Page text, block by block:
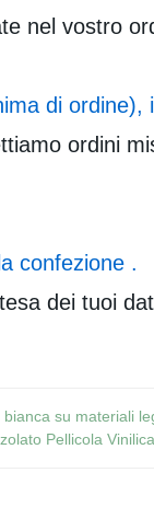
nel vostro
di
ordini
confezione .
dei tuoi
su materiali
Pellicola